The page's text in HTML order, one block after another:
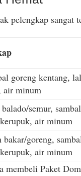
pelengkap sangat
goreng kentang,
air minum
semur,
air minum
goreng,
air minum
membeli Paket